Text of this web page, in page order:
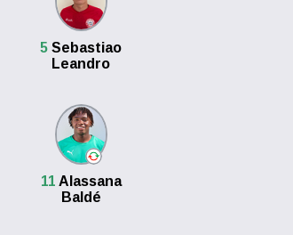
5 Sebastiao
Leandro
11 Alassana
Baldé